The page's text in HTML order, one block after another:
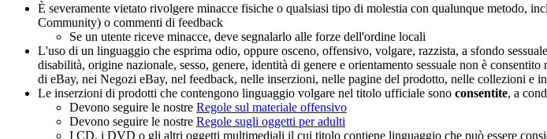
È severamente vietato rivolgere minacce fisiche o qualsiasi tipo di molestia con qualunque metodo,
Community) o commenti di feedback
Se un utente riceve minacce, deve segnalarlo alle forze dell'ordine locali
L'uso di un linguaggio che esprima odio, oppure osceno, offensivo, volgare, razzista, a sfondo
disabilità, origine nazionale, sesso, genere, identità di genere e orientamento sessuale non è
di eBay, nei Negozi eBay, nel feedback, nelle inserzioni, nelle pagine del prodotto, nelle collezioni e
Le inserzioni di prodotti che contengono linguaggio volgare nel titolo ufficiale sono consentite, a
Devono seguire le nostre Regole sul materiale offensivo
Devono seguire le nostre Regole sugli oggetti per adulti
I CD, i DVD o gli altri oggetti multimediali il cui titolo contiene linguaggio che può essere